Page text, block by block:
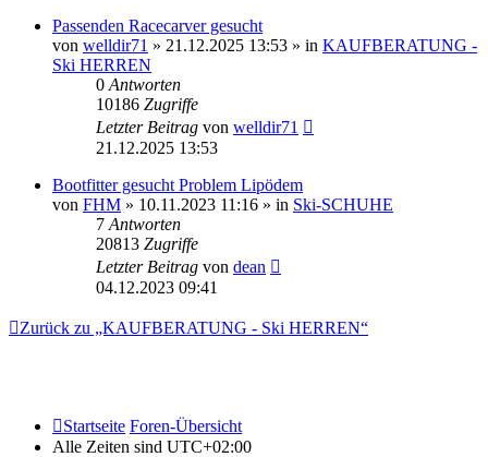
Passenden Racecarver gesucht
von welldir71 » 21.12.2025 13:53 » in KAUFBERATUNG -
Ski HERREN
0 Antworten
10186 Zugriffe
Letzter Beitrag von welldir71
21.12.2025 13:53
Bootfitter gesucht Problem Lipödem
von FHM » 10.11.2023 11:16 » in Ski-SCHUHE
7 Antworten
20813 Zugriffe
Letzter Beitrag von dean
04.12.2023 09:41
Zurück zu „KAUFBERATUNG - Ski HERREN“
Startseite Foren-Übersicht
Alle Zeiten sind UTC+02:00